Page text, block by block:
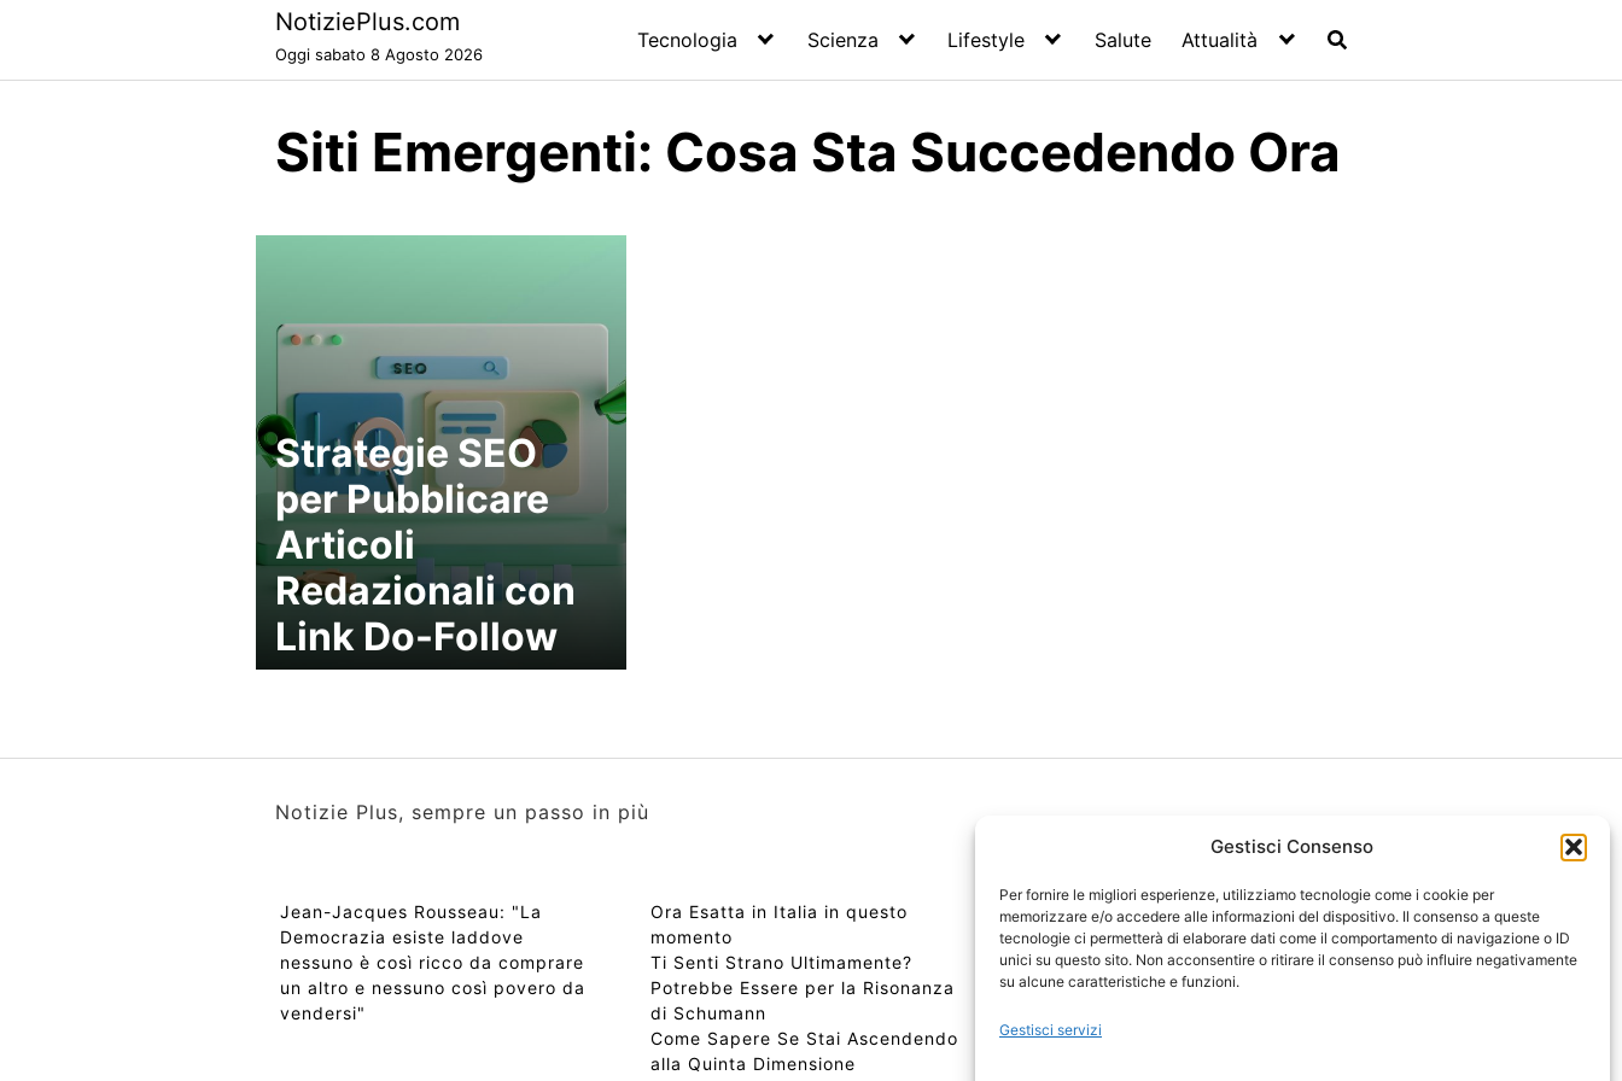
Gestisci Consenso
Per fornire le migliori esperienze, utilizziamo tecnologie come i cookie per
memorizzare e/o accedere alle informazioni del dispositivo. Il consenso a queste
tecnologie ci permetterà di elaborare dati come il comportamento di navigazione o ID
unici su questo sito. Non acconsentire o ritirare il consenso può influire negativamente
su alcune caratteristiche e funzioni.
Gestisci servizi
NotiziePlus.com
Oggi sabato 8 Agosto 2026
Tecnologia Scienza Lifestyle Salute Attualità
Siti Emergenti: Cosa Sta Succedendo Ora
Strategie SEO
per Pubblicare
Articoli
Redazionali con
Link Do-Follow
Notizie Plus, sempre un passo in più
Jean-Jacques Rousseau: "La
Democrazia esiste laddove
nessuno è così ricco da comprare
un altro e nessuno così povero da
vendersi"
Ora Esatta in Italia in questo
momento
Ti Senti Strano Ultimamente?
Potrebbe Essere per la Risonanza
di Schumann
Come Sapere Se Stai Ascendendo
alla Quinta Dimensione
Copyright 2026 NotiziePlus.com
Edizioni Web4Star
Chi Siamo: Redazione
📰 Contenuto Umano Verificato
Sitemap-